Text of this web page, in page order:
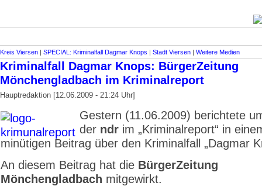
Kreis Viersen | SPECIAL: Kriminalfall Dagmar Knops | Stadt Viersen | Weitere Medien
Kriminalfall Dagmar Knops: BürgerZeitung
Mönchengladbach im Kriminalreport
Hauptredaktion [12.06.2009 - 21:24 Uhr]
Gestern (11.06.2009) berichtete
der ndr im „Kriminalreport“ in
minütigen Beitrag über den Kriminalfall „Dagmar
An diesem Beitrag hat die BürgerZeitung
Mönchengladbach mitgewirkt.